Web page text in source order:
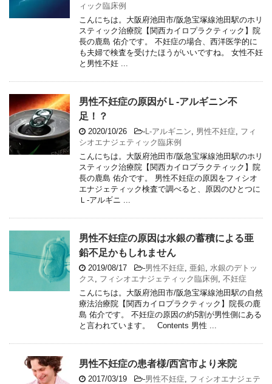
ィック臨床例
こんにちは。大阪府池田市/阪急宝塚線池田駅のホリ
スティック治療院【関西カイロプラクティック】院
長の鹿島 佑介です。 不妊症の場合、西洋医学的に
も夫婦で検査を受けたほうがいいですね。 女性不妊
と男性不妊 ...
男性不妊症の原因がＬ-アルギニン不
足！？
2020/10/26 -L-アルギニン 男性不妊症
フィ
シオエナジェティック臨床例
こんにちは。大阪府池田市/阪急宝塚線池田駅のホリ
スティック治療院【関西カイロプラクティック】院
長の鹿島 佑介です。 男性不妊症の原因をフィシオ
エナジェティック検査で調べると、原因のひとつに
Ｌ-アルギニ ...
男性不妊症の原因は水銀の蓄積による亜
鉛不足かもしれません
2019/08/17 -男性不妊症 亜鉛 水銀のデトッ
クス
フィシオエナジェティック臨床例 不妊症
こんにちは。大阪府池田市/阪急宝塚線池田駅の自然
療法治療院【関西カイロプラクティック】院長の鹿
島 佑介です。 不妊症の原因の約5割が男性側にある
と言われています。 Contents 男性 ...
男性不妊症の患者様/西宮市より来院
2017/03/19 -男性不妊症
フィシオエナジェテ